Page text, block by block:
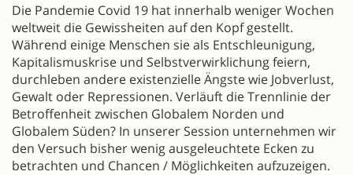
Die Pandemie Covid 19 hat innerhalb weniger Wochen
weltweit die Gewissheiten auf den Kopf gestellt.
Während einige Menschen sie als Entschleunigung,
Kapitalismuskrise und Selbstverwirklichung feiern,
durchleben andere existenzielle Ängste wie Jobverlust,
Gewalt oder Repressionen. Verläuft die Trennlinie der
Betroffenheit zwischen Globalem Norden und
Globalem Süden? In unserer Session unternehmen wir
den Versuch bisher wenig ausgeleuchtete Ecken zu
betrachten und Chancen / Möglichkeiten aufzuzeigen.